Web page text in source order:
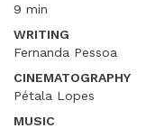
9 min
WRITING
Fernanda Pessoa
CINEMATOGRAPHY
Pétala Lopes
MUSIC